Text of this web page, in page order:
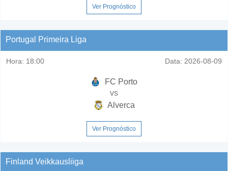
Ver Prognóstico
Portugal Primeira Liga
Hora: 18:00 Data: 2026-08-09
FC Porto
vs
Alverca
Ver Prognóstico
Finland Veikkausliiga